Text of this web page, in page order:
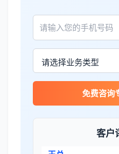
免费咨询
客户
James Wilson
金兔国际帮我们完成
泰国公司注册比预想